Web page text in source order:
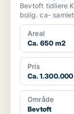
Bevtoft tidliere
Areal
Ca. 650 m2
Pris
Ca.
Område
Bevtoft